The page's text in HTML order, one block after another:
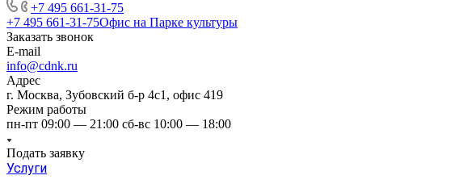
+7 495 661-31-75
+7 495 661-31-75Офис на Парке культуры
Заказать звонок
E-mail
info@cdnk.ru
Адрес
г. Москва, Зубовский б-р 4с1, офис 419
Режим работы
пн-пт 09:00 — 21:00 сб-вс 10:00 — 18:00
Подать заявку
Услуги